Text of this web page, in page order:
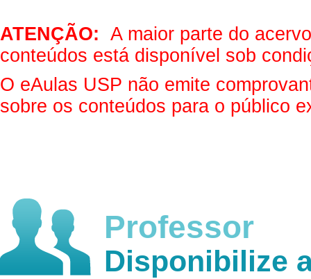
ATENÇÃO: A maior parte do
conteúdos está disponível sob
O eAulas USP não emite
sobre os conteúdos para o público
Professor
Disponibilize